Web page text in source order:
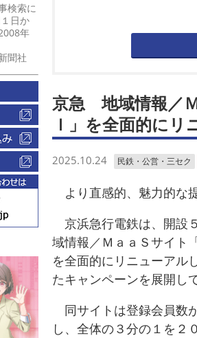
検索に
日か
年
社
京急 地域情報／
ｌ」を全面的にリ
2025.10.24 民鉄・公営・三セク
より直感的、魅力的な
京浜急行電鉄は、開設
域情報／ＭａａＳサイト
を全面的にリニューアル
たキャンペーンを展開し
同サイトは登録会員数
し、全体の３分の１を２